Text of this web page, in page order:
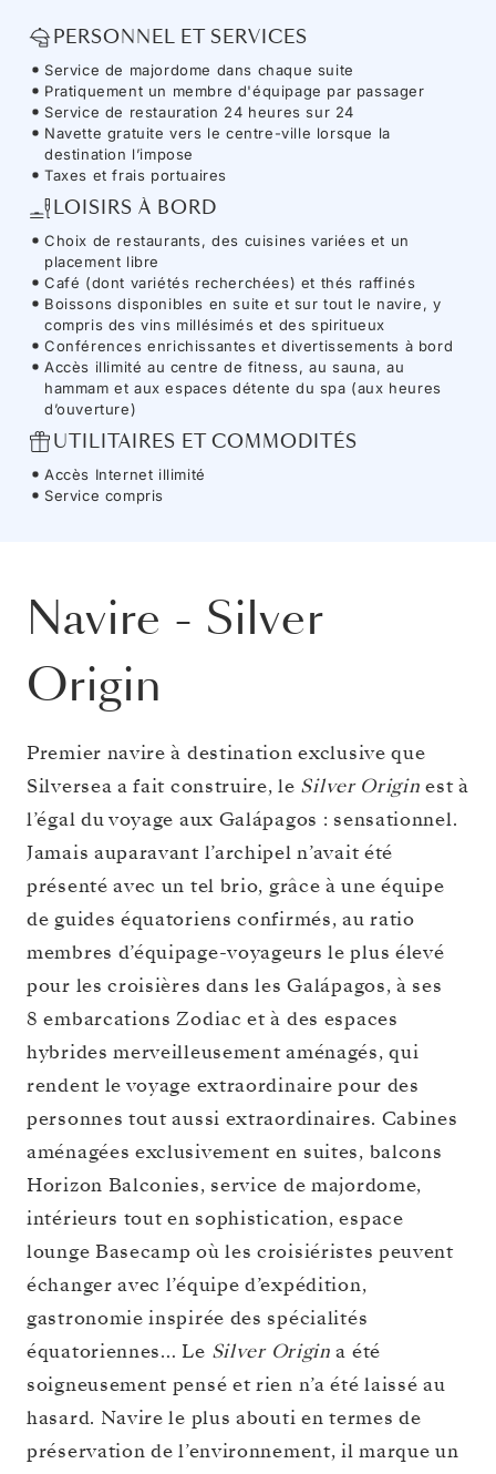
PERSONNEL ET SERVICES
Service de majordome dans chaque suite
Pratiquement un membre d'équipage par passager
Service de restauration 24 heures sur 24
Navette gratuite vers le centre-ville lorsque la
destination l’impose
Taxes et frais portuaires
LOISIRS À BORD
Choix de restaurants, des cuisines variées et un
placement libre
Café (dont variétés recherchées) et thés raffinés
Boissons disponibles en suite et sur tout le navire, y
compris des vins millésimés et des spiritueux
Conférences enrichissantes et divertissements à bord
Accès illimité au centre de fitness, au sauna, au
hammam et aux espaces détente du spa (aux heures
d’ouverture)
UTILITAIRES ET COMMODITÉS
Accès Internet illimité
Service compris
Navire - Silver
Origin
Premier navire à destination exclusive que
Silversea a fait construire, le Silver Origin est à
l’égal du voyage aux Galápagos : sensationnel.
Jamais auparavant l’archipel n’avait été
présenté avec un tel brio, grâce à une équipe
de guides équatoriens confirmés, au ratio
membres d’équipage-voyageurs le plus élevé
pour les croisières dans les Galápagos, à ses
8 embarcations Zodiac et à des espaces
hybrides merveilleusement aménagés, qui
rendent le voyage extraordinaire pour des
personnes tout aussi extraordinaires. Cabines
aménagées exclusivement en suites, balcons
Horizon Balconies, service de majordome,
intérieurs tout en sophistication, espace
lounge Basecamp où les croisiéristes peuvent
échanger avec l’équipe d’expédition,
gastronomie inspirée des spécialités
équatoriennes… Le Silver Origin a été
soigneusement pensé et rien n’a été laissé au
hasard. Navire le plus abouti en termes de
préservation de l’environnement, il marque un